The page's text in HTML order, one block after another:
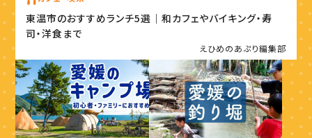
東温市のおすすめランチ5選｜和カフェやバイキング・寿
司・洋食まで
えひめのあぷり編集部